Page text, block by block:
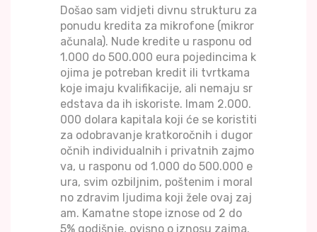
Došao sam vidjeti divnu strukturu za
ponudu kredita za mikrofone (mikror
ačunala). Nude kredite u rasponu od
1.000 do 500.000 eura pojedincima k
ojima je potreban kredit ili tvrtkama
koje imaju kvalifikacije, ali nemaju sr
edstava da ih iskoriste. Imam 2.000.
000 dolara kapitala koji će se koristiti
za odobravanje kratkoročnih i dugor
očnih individualnih i privatnih zajmo
va, u rasponu od 1.000 do 500.000 e
ura, svim ozbiljnim, poštenim i moral
no zdravim ljudima koji žele ovaj zaj
am. Kamatne stope iznose od 2 do
5% godišnje, ovisno o iznosu zajma.